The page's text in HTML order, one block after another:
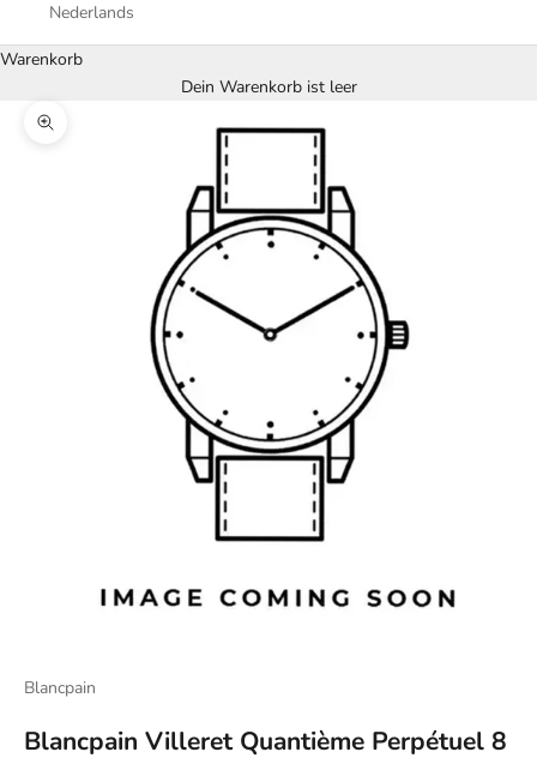
Nederlands
Warenkorb
Dein Warenkorb ist leer
Bild vergrößern
Blancpain
Blancpain Villeret Quantième Perpétuel 8